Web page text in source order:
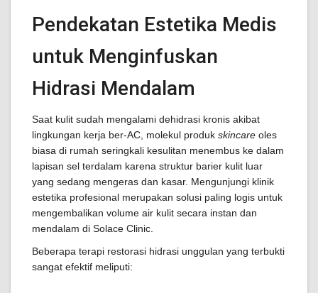
Pendekatan Estetika Medis
untuk Menginfuskan
Hidrasi Mendalam
Saat kulit sudah mengalami dehidrasi kronis akibat
lingkungan kerja ber-AC, molekul produk skincare oles
biasa di rumah seringkali kesulitan menembus ke dalam
lapisan sel terdalam karena struktur barier kulit luar
yang sedang mengeras dan kasar. Mengunjungi klinik
estetika profesional merupakan solusi paling logis untuk
mengembalikan volume air kulit secara instan dan
mendalam di Solace Clinic.
Beberapa terapi restorasi hidrasi unggulan yang terbukti
sangat efektif meliputi: